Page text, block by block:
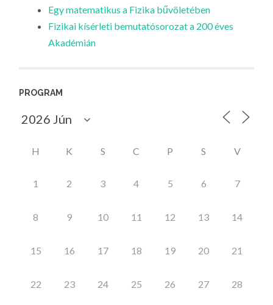
Egy matematikus a Fizika bűvöletében
Fizikai kísérleti bemutatósorozat a 200 éves
Akadémián
PROGRAM
H K S C P S V
1 2 3 4 5 6 7
8 9 10 11 12 13 14
15 16 17 18 19 20 21
22 23 24 25 26 27 28